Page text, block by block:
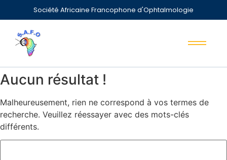
Société Africaine Francophone d'Ophtalmologie
Aucun résultat !
Malheureusement, rien ne correspond à vos termes de
recherche. Veuillez réessayer avec des mots-clés
différents.